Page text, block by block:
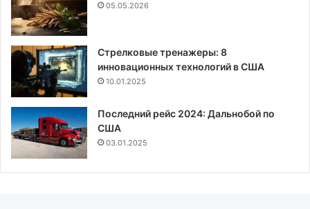
05.05.2026
Стрелковые тренажеры: 8
инновационных технологий в США
10.01.2025
Последний рейс 2024: Дальнобой по
США
03.01.2025